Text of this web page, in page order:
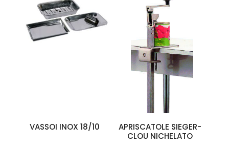
VASSOI INOX 18/10
APRISCATOLE SIEGER-
CLOU NICHELATO